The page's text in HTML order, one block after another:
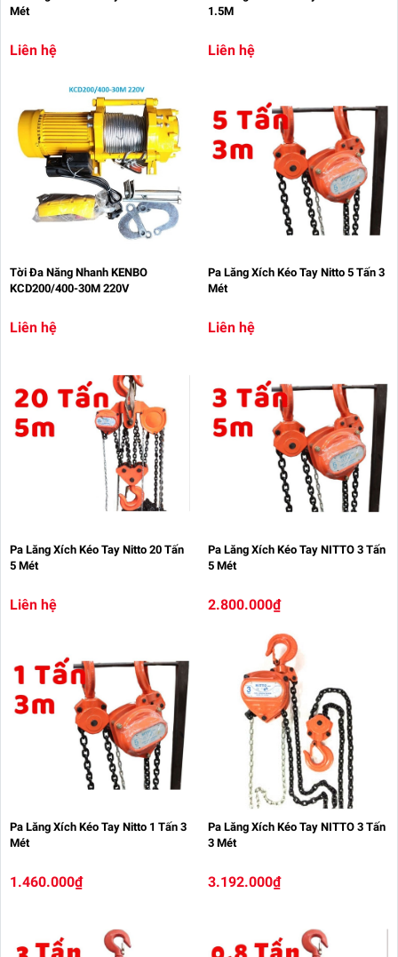
Mét
Liên hệ
1.5M
Liên hệ
Tời Đa Năng Nhanh KENBO
KCD200/400-30M 220V
Liên hệ
Pa Lăng Xích Kéo Tay Nitto 5 Tấn 3
Mét
Liên hệ
Pa Lăng Xích Kéo Tay Nitto 20 Tấn
5 Mét
Liên hệ
Pa Lăng Xích Kéo Tay NITTO 3 Tấn
5 Mét
2.800.000₫
Pa Lăng Xích Kéo Tay Nitto 1 Tấn 3
Mét
1.460.000₫
Pa Lăng Xích Kéo Tay NITTO 3 Tấn
3 Mét
3.192.000₫